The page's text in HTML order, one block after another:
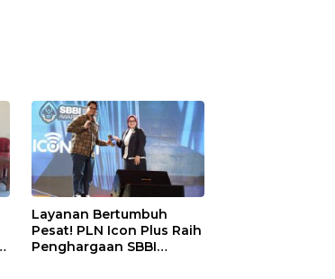
Layanan Bertumbuh
Pesat! PLN Icon Plus Raih
Penghargaan SBBI